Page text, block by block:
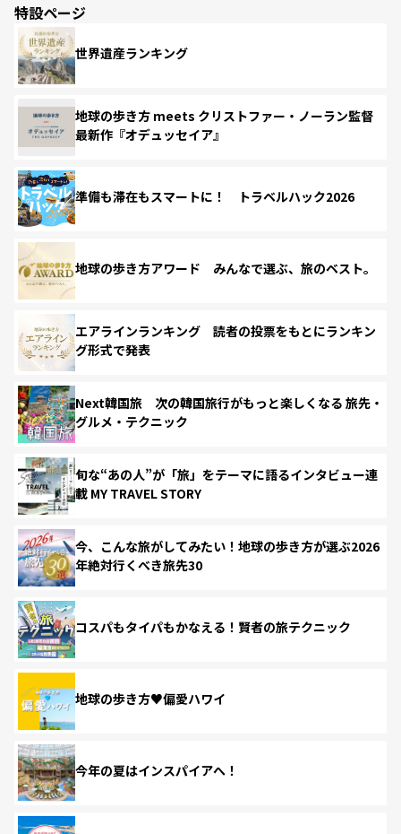
特設ページ
世界遺産ランキング
地球の歩き方 meets クリストファー・ノーラン監督
最新作『オデュッセイア』
準備も滞在もスマートに！ トラベルハック2026
地球の歩き方アワード みんなで選ぶ、旅のベスト。
エアラインランキング 読者の投票をもとにランキン
グ形式で発表
Next韓国旅 次の韓国旅行がもっと楽しくなる 旅先・
グルメ・テクニック
旬な“あの人”が「旅」をテーマに語るインタビュー連
載 MY TRAVEL STORY
今、こんな旅がしてみたい！地球の歩き方が選ぶ2026
年絶対行くべき旅先30
コスパもタイパもかなえる！賢者の旅テクニック
地球の歩き方♥偏愛ハワイ
今年の夏はインスパイアへ！